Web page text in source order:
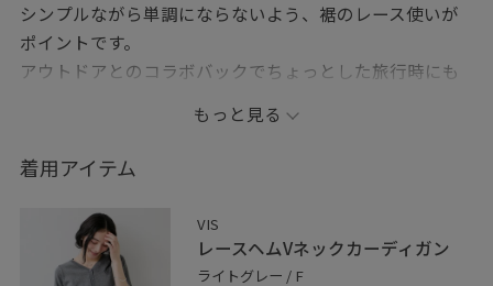
シンプルながら単調にならないよう、裾のレース使いが
ポイントです。
アウトドアとのコラボバックでちょっとした旅行時にも
※記載のないものは私物となります。
お気に入りのスタイリングは、
♡を押していただければ【お気に入り】から
もっと見る
着用アイテム
VIS
レースヘムVネックカーディガン
ライトグレー / F